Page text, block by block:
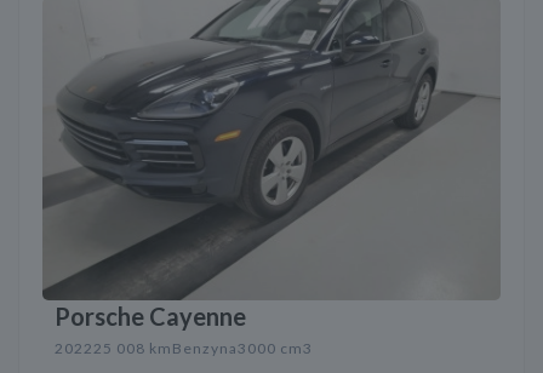
Porsche Cayenne
202225 008 km Benzyna3000 cm3